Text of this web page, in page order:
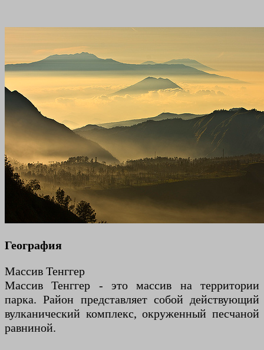
География
Массив Тенггер
Массив Тенггер - это массив на территории
парка. Район представляет собой действующий
вулканический комплекс, окруженный песчаной
равниной.